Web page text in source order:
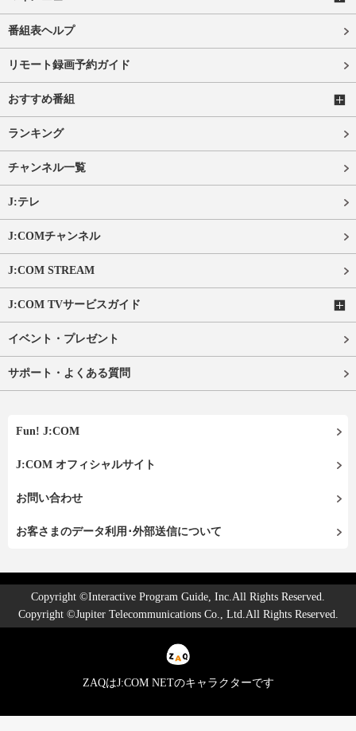
番組表ヘルプ
リモート録画予約ガイド
おすすめ番組
ランキング
チャンネル一覧
J:テレ
J:COMチャンネル
J:COM STREAM
J:COM TVサービスガイド
イベント・プレゼント
サポート・よくある質問
Fun! J:COM
J:COM オフィシャルサイト
お問い合わせ
お客さまのデータ利用･外部送信について
Copyright ©Interactive Program Guide, Inc.All Rights Reserved.
Copyright ©Jupiter Telecommunications Co., Ltd.All Rights Reserved.
ZAQはJ:COM NETのキャラクターです